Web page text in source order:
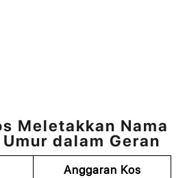
Meletakkan Nama
dalam Geran
Anggaran Kos